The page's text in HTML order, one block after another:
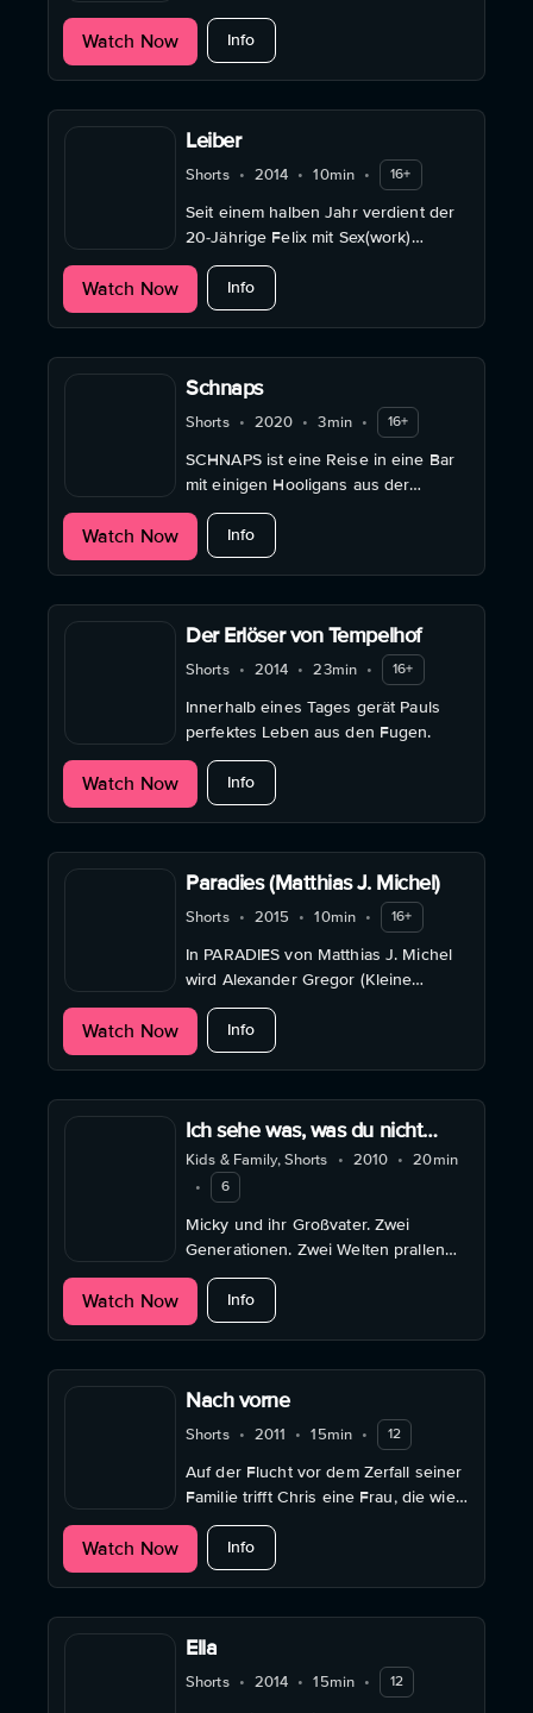
Fremder vorschlägt, sie laufen zu
lassen.
Watch Now Infoabout Fuse
Leiber
Shorts • 2014 • 10min • 16+
Seit einem halben Jahr verdient der
20-Jährige Felix mit Sex(work)
schnelles Geld. Sein neuster Kunde
bringt den jungen Mann zum
nachdenken.
Watch Now Infoabout Leiber
Schnaps
Shorts • 2020 • 3min • 16+
SCHNAPS ist eine Reise in eine Bar
mit einigen Hooligans aus der
ehemaligen Bundeshauptstadt.
Sehen Sie zu, wie sie Schnaps
trinken und über alles und nichts
Watch Now Infoabout Schnaps
Der Erlöser von Tempelhof
Shorts • 2014 • 23min • 16+
Innerhalb eines Tages gerät Pauls
perfektes Leben aus den Fugen.
Watch Now Infoabout Der Erlöser von Tempelhof
Paradies (Matthias J. Michel)
Shorts • 2015 • 10min • 16+
In PARADIES von Matthias J. Michel
wird Alexander Gregor (Kleine
Kreise) zum Landstreicher Bobby,
der auf der Suche nach Glück ist.
Watch Now Infoabout Paradies (Matthias J. Michel)
Ich sehe was, was du nicht
siehst
Kids & Family, Shorts • 2010 • 20min
•
6
Micky und ihr Großvater. Zwei
Generationen. Zwei Welten prallen
aufeinander, bis Micky im Ernstfall
zeigt, was in ihr steckt.
Watch Now Infoabout Ich sehe was, was du nicht
Nach vorne
Shorts • 2011 • 15min • 12
Auf der Flucht vor dem Zerfall seiner
Familie trifft Chris eine Frau, die wie
er gestrandet ist – und findet neue
Perspektiven.
Watch Now Infoabout Nach vorne
Ella
Shorts • 2014 • 15min • 12